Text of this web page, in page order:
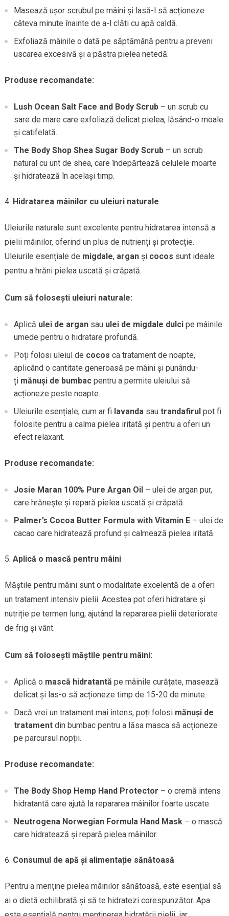
Masează ușor scrubul pe mâini și lasă-l să acționeze
câteva minute înainte de a-l clăti cu apă caldă.
Exfoliază mâinile o dată pe săptămână pentru a preveni
uscarea excesivă și a păstra pielea netedă.
Produse recomandate:
Lush Ocean Salt Face and Body Scrub– un scrub cu
sare de mare care exfoliază delicat pielea, lăsând-o moale
și catifelată.
The Body Shop Shea Sugar Body Scrub– un scrub
natural cu unt de shea, care îndepărtează celulele moarte
și hidratează în același timp.
Hidratarea mâinilor cu uleiuri naturale
Uleiurile naturale sunt excelente pentru hidratarea intensă a
pielii mâinilor, oferind un plus de nutrienți și protecție.
Uleiurile esențiale de migdale, arganși cocos sunt ideale
pentru a hrăni pielea uscată și crăpată.
Cum să folosești uleiuri naturale:
Aplică ulei de argansau ulei de migdale dulcipe mâinile
umede pentru o hidratare profundă.
Poți folosi uleiul de cocos ca tratament de noapte,
aplicând o cantitate generoasă pe mâini și punându-
ți mănuși de bumbacpentru a permite uleiului să
acționeze peste noapte.
Uleiurile esențiale, cum ar fi lavanda sau trandafirulpot fi
folosite pentru a calma pielea iritată și pentru a oferi un
efect relaxant.
Produse recomandate:
Josie Maran 100% Pure Argan Oil– ulei de argan pur,
care hrănește și repară pielea uscată și crăpată.
Palmer’s Cocoa Butter Formula with Vitamin E– ulei de
cacao care hidratează profund și calmează pielea iritată.
Aplică o mască pentru mâini
Măștile pentru mâini sunt o modalitate excelentă de a oferi
un tratament intensiv pielii. Acestea pot oferi hidratare și
nutriție pe termen lung, ajutând la repararea pielii deteriorate
de frig și vânt.
Cum să folosești măștile pentru mâini:
Aplică o mască hidratantă pe mâinile curățate, masează
delicat și las-o să acționeze timp de 15-20 de minute.
Dacă vrei un tratament mai intens, poți folosi mănuși de
tratamentdin bumbac pentru a lăsa masca să acționeze
pe parcursul nopții.
Produse recomandate:
The Body Shop Hemp Hand Protector – o cremă intens
hidratantă care ajută la repararea mâinilor foarte uscate.
Neutrogena Norwegian Formula Hand Mask– o mască
care hidratează și repară pielea mâinilor.
Consumul de apă și alimentație sănătoasă
Pentru a menține pielea mâinilor sănătoasă, este esențial să
ai o dietă echilibrată și să te hidratezi corespunzător. Apa